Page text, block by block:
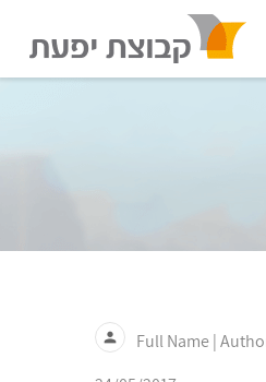
content
person
Full Name |